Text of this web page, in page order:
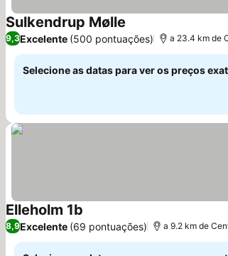
Sulkendrup Mølle
9,3Excelente (500 pontuações) a 23.4 km de
Selecione as datas para ver os preços
Elleholm 1b
8,9Excelente (69 pontuações) a 9.2 km de